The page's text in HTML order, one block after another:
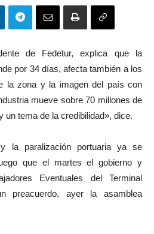
de Fedetur, explica que la
por 34 días, afecta también a los
la zona y la imagen del país con
mueve sobre 70 millones de
un tema de la credibilidad», dice.
la paralización portuaria ya se
que el martes el gobierno y
Eventuales del Terminal
preacuerdo, ayer la asamblea